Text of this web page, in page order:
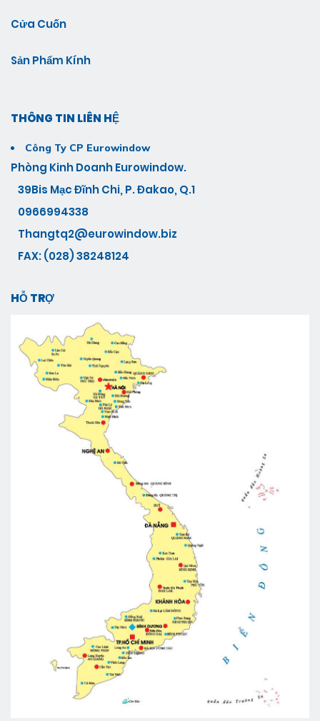
Cửa Cuốn
Sản Phẩm Kính
THÔNG TIN LIÊN HỆ
Công Ty CP Eurowindow
Phòng Kinh Doanh Eurowindow.
39Bis Mạc Đĩnh Chi, P. Đakao, Q.1
0966994338
Thangtq2@eurowindow.biz
FAX: (028) 38248124
HỖ TRỢ